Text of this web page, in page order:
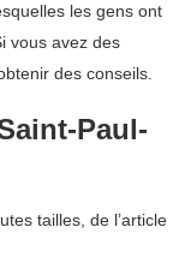
les gens ont
vous avez des
des conseils.
Paul-
tailles, de l’article